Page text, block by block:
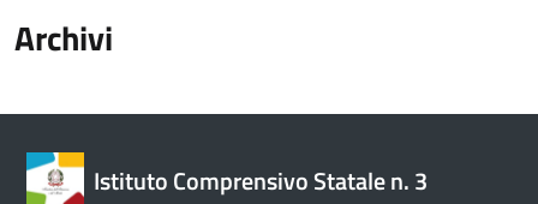
Archivi
Istituto Comprensivo Statale n. 3